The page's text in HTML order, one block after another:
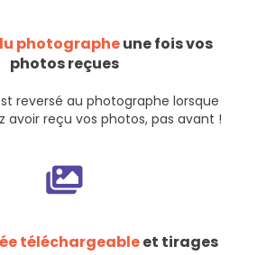
photographeune fois vos
photos reçues
reversé au photographe lorsque
avoir reçu vos photos, pas avant !
téléchargeableet tirages